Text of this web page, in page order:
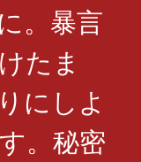
。暴言
たま
にしよ
。秘密